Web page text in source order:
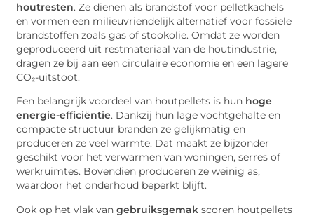
houtresten. Ze dienen als brandstof voor pelletkachels
en vormen een milieuvriendelijk alternatief voor fossiele
brandstoffen zoals gas of stookolie. Omdat ze worden
geproduceerd uit restmateriaal van de houtindustrie,
dragen ze bij aan een circulaire economie en een lagere
CO₂-uitstoot.
Een belangrijk voordeel van houtpellets is hun hoge
energie-efficiëntie. Dankzij hun lage vochtgehalte en
compacte structuur branden ze gelijkmatig en
produceren ze veel warmte. Dat maakt ze bijzonder
geschikt voor het verwarmen van woningen, serres of
werkruimtes. Bovendien produceren ze weinig as,
waardoor het onderhoud beperkt blijft.
Ook op het vlak vangebruiksgemak scoren houtpellets